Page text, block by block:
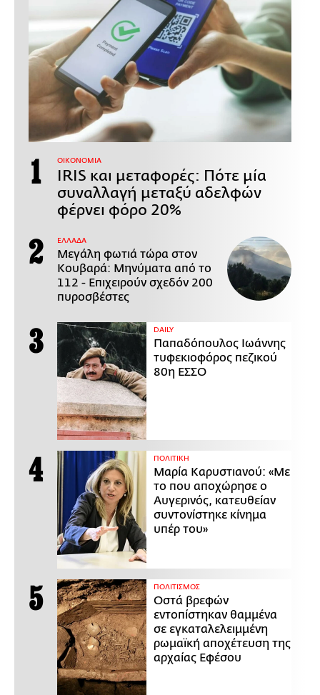
ΟΙΚΟΝΟΜΙΑ
IRIS και μεταφορές: Πότε μία
συναλλαγή μεταξύ αδελφών
φέρνει φόρο 20%
ΕΛΛΑΔΑ
Μεγάλη φωτιά τώρα στον
Κουβαρά: Μηνύματα από το
112 - Επιχειρούν σχεδόν 200
πυροσβέστες
DAILY
Παπαδόπουλος Ιωάννης
τυφεκιοφόρος πεζικού
80η ΕΣΣΟ
ΠΟΛΙΤΙΚΗ
Μαρία Καρυστιανού: «Με
το που αποχώρησε ο
Αυγερινός, κατευθείαν
συντονίστηκε κίνημα
υπέρ του»
ΠΟΛΙΤΙΣΜΟΣ
Οστά βρεφών
εντοπίστηκαν θαμμένα
σε εγκαταλελειμμένη
ρωμαϊκή αποχέτευση της
αρχαίας Εφέσου